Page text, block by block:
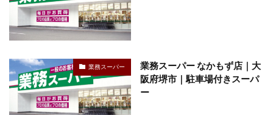
業務スーパー
業務スーパー なかもず店｜大
阪府堺市｜駐車場付きスーパ
ー